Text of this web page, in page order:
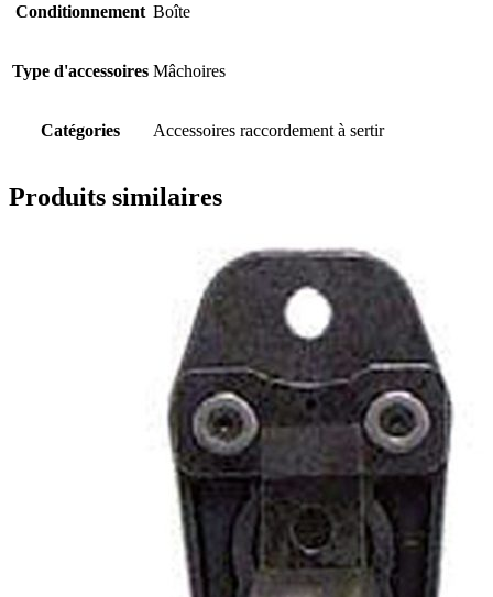
Conditionnement Boîte
Type d'accessoires Mâchoires
Catégories Accessoires raccordement à sertir
Produits similaires